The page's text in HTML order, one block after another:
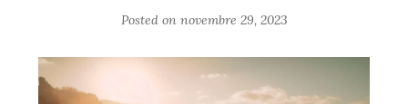
Posted on novembre 29, 2023